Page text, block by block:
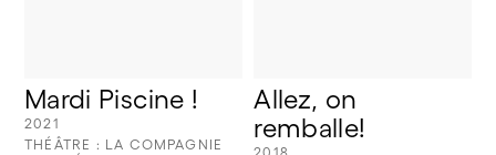
Mardi Piscine !
2021
THÉÂTRE : LA COMPAGNIE
Allez, on
remballe!